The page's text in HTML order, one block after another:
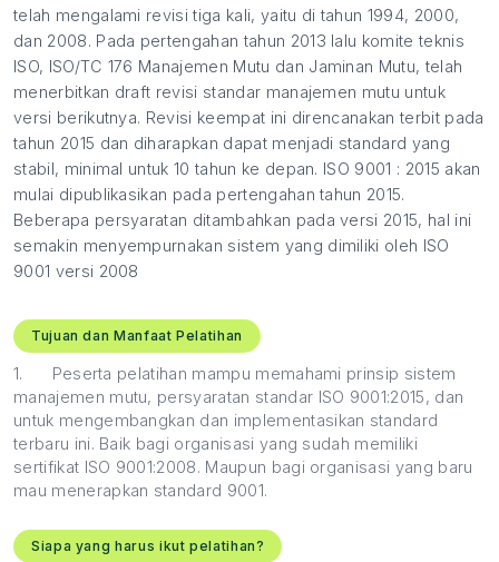
telah mengalami revisi tiga kali, yaitu di tahun 1994, 2000,
dan 2008. Pada pertengahan tahun 2013 lalu komite teknis
ISO, ISO/TC 176 Manajemen Mutu dan Jaminan Mutu, telah
menerbitkan draft revisi standar manajemen mutu untuk
versi berikutnya. Revisi keempat ini direncanakan terbit pada
tahun 2015 dan diharapkan dapat menjadi standard yang
stabil, minimal untuk 10 tahun ke depan. ISO 9001 : 2015 akan
mulai dipublikasikan pada pertengahan tahun 2015.
Beberapa persyaratan ditambahkan pada versi 2015, hal ini
semakin menyempurnakan sistem yang dimiliki oleh ISO
9001 versi 2008
Tujuan dan Manfaat Pelatihan
1.
Peserta pelatihan mampu memahami prinsip sistem
manajemen mutu, persyaratan standar ISO 9001:2015, dan
untuk mengembangkan dan implementasikan standard
terbaru ini. Baik bagi organisasi yang sudah memiliki
sertifikat ISO 9001:2008. Maupun bagi organisasi yang baru
mau menerapkan standard 9001.
Siapa yang harus ikut pelatihan?